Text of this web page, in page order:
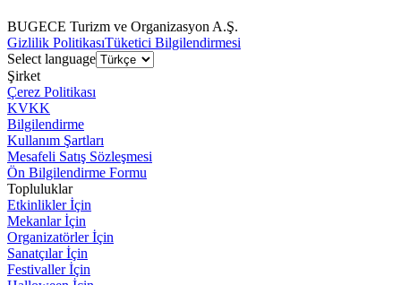
BUGECE Turizm ve Organizasyon A.Ş.
Gizlilik PolitikasıTüketici Bilgilendirmesi
Select language
Şirket
Çerez Politikası
KVKK
Bilgilendirme
Kullanım Şartları
Mesafeli Satış Sözleşmesi
Ön Bilgilendirme Formu
Topluluklar
Etkinlikler İçin
Mekanlar İçin
Organizatörler İçin
Sanatçılar İçin
Festivaller İçin